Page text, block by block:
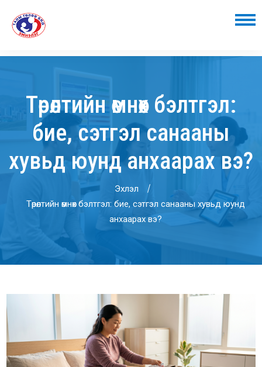
Төрөлтийн өмнөх бэлтгэл:
бие, сэтгэл санааны
хувьд юунд анхаарах вэ?
Эхлэл
Төрөлтийн өмнөх бэлтгэл: бие, сэтгэл санааны хувьд юунд
анхаарах вэ?